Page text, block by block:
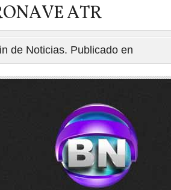
ATR
de Noticias. Publicado en